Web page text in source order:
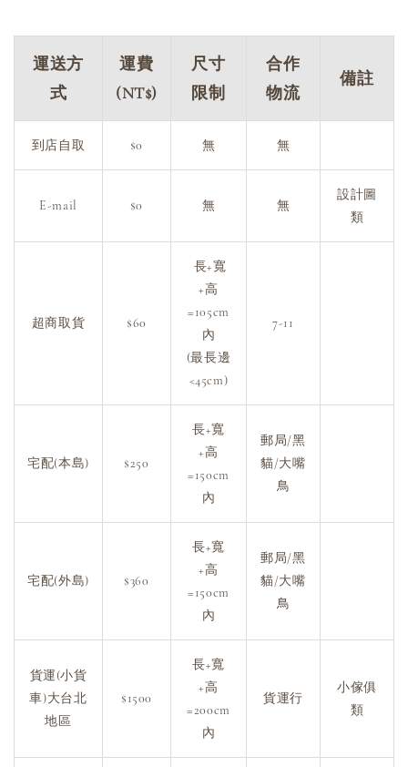
運送方
式
運費
(NT$)
尺寸
限制
合作
物流
備註
到店自取 $0 無 無
E-mail $0 無 無
設計圖
類
超商取貨 $60
長+寬
+高
=105cm
內
(最長邊
<45cm)
7-11
宅配(本島) $250
長+寬
+高
=150cm
內
郵局/黑
貓/大嘴
鳥
宅配(外島) $360
長+寬
+高
=150cm
內
郵局/黑
貓/大嘴
鳥
貨運(小貨
車)大台北
地區
$1500
長+寬
+高
=200cm
內
貨運行
小傢俱
類